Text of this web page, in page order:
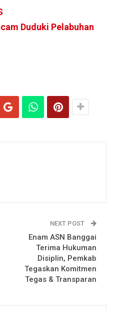
Duduki Pelabuhan
NEXT POST
Enam ASN Banggai
Terima Hukuman
Disiplin, Pemkab
Tegaskan Komitmen
Tegas & Transparan